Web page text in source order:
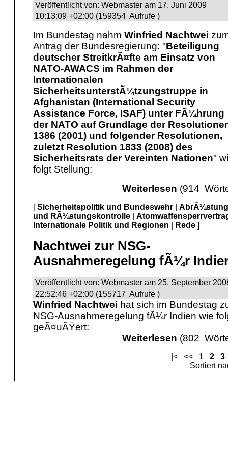
Veröffentlicht von: Webmaster am 17. Juni 2009
10:13:09 +02:00 (159354 Aufrufe )
Im Bundestag nahm Winfried Nachtwei
Antrag der Bundesregierung: "Beteiligung
deutscher StreitkrÃ¤fte am Einsatz von
NATO-AWACS im Rahmen der
Internationalen
SicherheitsunterstÃ¼tzungstruppe in
Afghanistan (International Security
Assistance Force, ISAF) unter FÃ¼hrung
der NATO auf Grundlage der
1386 (2001) und folgender Resolutionen,
zuletzt Resolution 1833 (2008) des
Sicherheitsrats der Vereinten Nationen"
folgt Stellung:
Weiterlesen (914
[Sicherheitspolitik und Bundeswehr
AbrÃ¼stung
und RÃ¼stungskontrolle
Internationale Politik und Regionen
Rede ]
Nachtwei zur NSG-
Ausnahmeregelung fÃ¼r
Veröffentlicht von: Webmaster am 25. September
22:52:46 +02:00 (155717 Aufrufe )
Winfried Nachtwei hat sich im Bundestag
NSG-Ausnahmeregelung fÃ¼r Indien wie
geÃ¤uÃŸert:
Weiterlesen (802
|< << 1 2
3
Sortiert